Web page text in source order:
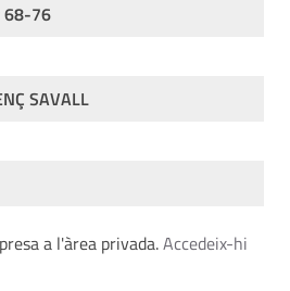
68-76
SAVALL
a l'àrea privada.Accedeix-hi